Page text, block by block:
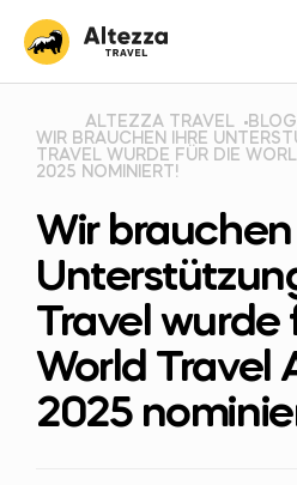
ALTEZZA TRAVEL BLOG
WIR BRAUCHEN IHRE
TRAVEL WURDE FÜR DIE
2025 NOMINIERT!
Wir brauchen
Travel wurde
World Travel
2025